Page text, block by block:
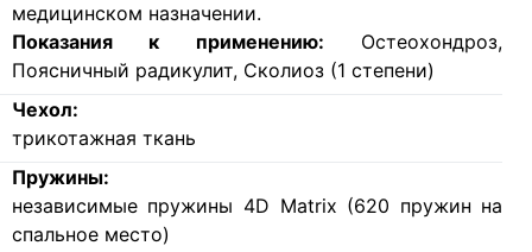
медицинском назначении.
Показания к применению: Остеохондроз,
Поясничный радикулит, Сколиоз (1 степени)
Чехол:
трикотажная ткань
Пружины:
независимые пружины 4D Matrix (620 пружин на
спальное место)